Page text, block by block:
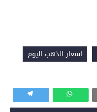
اسعار الذهب اليوم